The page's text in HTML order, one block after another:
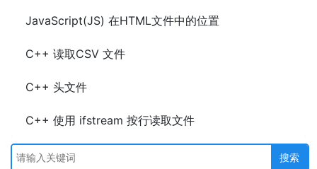
JavaScript(JS) 在HTML文件中的位置
C++ 读取CSV 文件
C++ 头文件
C++ 使用 ifstream 按行读取文件